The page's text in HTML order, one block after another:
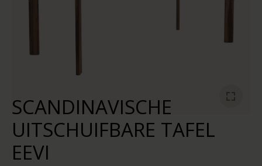
SCANDINAVISCHE
UITSCHUIFBARE TAFEL
EEVI